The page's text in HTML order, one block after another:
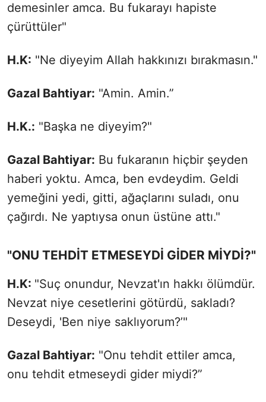
demesinler amca. Bu fukarayı hapiste
çürüttüler"
H.K: "Ne diyeyim Allah hakkınızı bırakmasın."
Gazal Bahtiyar: "Amin. Amin.”
H.K.: "Başka ne diyeyim?"
Gazal Bahtiyar: Bu fukaranın hiçbir şeyden
haberi yoktu. Amca, ben evdeydim. Geldi
yemeğini yedi, gitti, ağaçlarını suladı, onu
çağırdı. Ne yaptıysa onun üstüne attı."
"ONU TEHDİT ETMESEYDİ GİDER MİYDİ?"
H.K: "Suç onundur, Nevzat'ın hakkı ölümdür.
Nevzat niye cesetlerini götürdü, sakladı?
Deseydi, 'Ben niye saklıyorum?’"
Gazal Bahtiyar: "Onu tehdit ettiler amca,
onu tehdit etmeseydi gider miydi?”